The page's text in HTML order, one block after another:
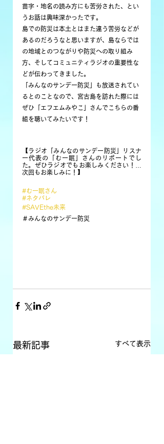
苗字・地名の読み方にも苦労された、とい
うお話は興味深かったです。
島での防災は本土とはまた違う苦労などが
あるのだろうなと思いますが、島ならでは
の地域とのつながりや防災への取り組み
方、そしてコミュニティラジオの重要性な
どが伝わってきました。
「みんなのサンデー防災」も放送されてい
るとのことなので、宮古島を訪れた際には
ぜひ「エフエムみやこ」さんでこちらの番
組を聴いてみたいです！
【ラジオ「みんなのサンデー防災」リスナ
ー代表の「むー眠」さんのリポートでし
た。ぜひラジオでもお楽しみください！…
次回もお楽しみに！】
#むー眠さん
#ネタバレ
#SAVEthe未来
＃みんなのサンデー防災
最新記事 すべて表示